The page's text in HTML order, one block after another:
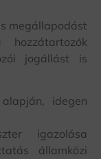
megállapodást
jogállást is
idegen
igazolása
államközi